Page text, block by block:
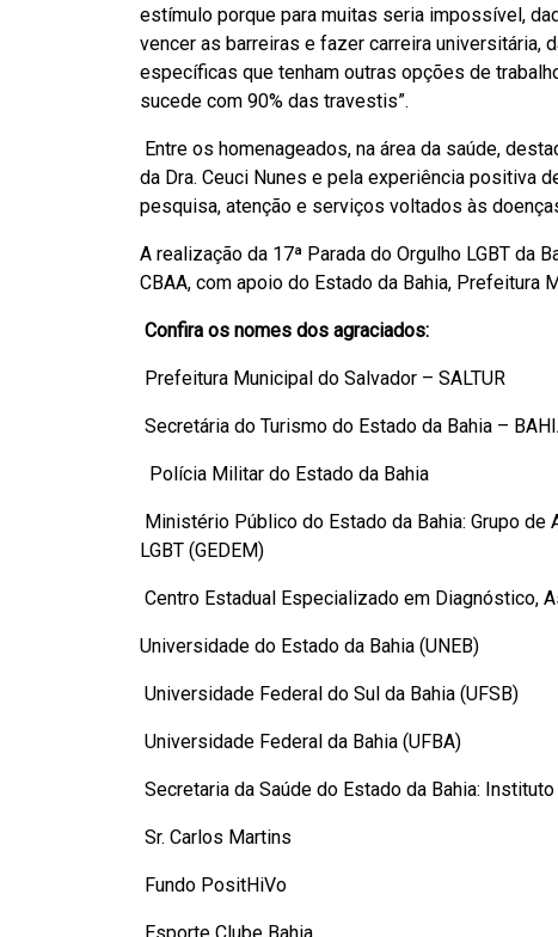
estímulo porque para muitas seria impossível,
vencer as barreiras e fazer carreira universitária,
específicas que tenham outras opções de
sucede com 90% das travestis”.
Entre os homenageados, na área da saúde,
da Dra. Ceuci Nunes e pela experiência positiva
pesquisa, atenção e serviços voltados às
A realização da 17ª Parada do Orgulho LGBT da
CBAA, com apoio do Estado da Bahia, Prefeitura
Confira os nomes dos agraciados:
Prefeitura Municipal do Salvador – SALTUR
Secretária do Turismo do Estado da Bahia –
Polícia Militar do Estado da Bahia
Ministério Público do Estado da Bahia: Grupo
LGBT (GEDEM)
Centro Estadual Especializado em Diagnóstico,
Universidade do Estado da Bahia (UNEB)
Universidade Federal do Sul da Bahia (UFSB)
Universidade Federal da Bahia (UFBA)
Secretaria da Saúde do Estado da Bahia:
Sr. Carlos Martins
Fundo PositHiVo
Esporte Clube Bahia